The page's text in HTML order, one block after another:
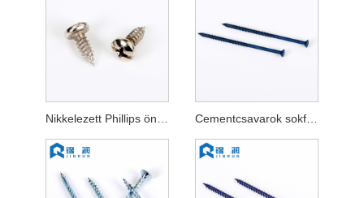
Cementcsavarok sokféle fejjel